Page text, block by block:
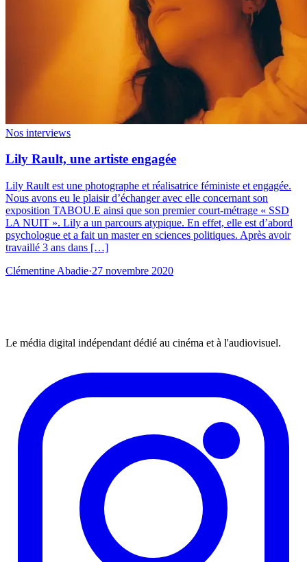
Nos interviews
Lily Rault, une artiste engagée
Lily Rault est une photographe et réalisatrice féministe et engagée.
Nous avons eu le plaisir d’échanger avec elle concernant son
exposition TABOU.E ainsi que son premier court-métrage « SSD
LA NUIT ». Lily a un parcours atypique. En effet, elle est d’abord
psychologue et a fait un master en sciences politiques. Après avoir
travaillé 3 ans dans […]
Clémentine Abadie·27 novembre 2020
Le média digital indépendant dédié au cinéma et à l'audiovisuel.